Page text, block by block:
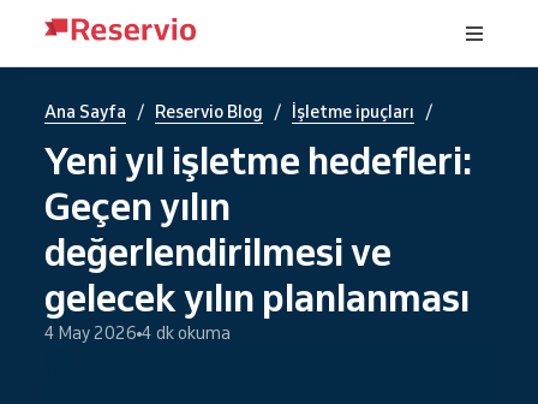
Ana Sayfa / Reservio Blog / İşletme ipuçları /
Yeni yıl işletme hedefleri:
Geçen yılın
değerlendirilmesi ve
gelecek yılın planlanması
4 May 2026 4 dk okuma